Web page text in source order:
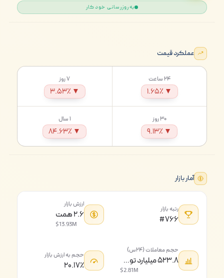
به‌روزرسانی خودکار
عملکرد قیمت
۲۴ ساعت
▼ ۱.۶۵٪
۷ روز
▼ ۳.۵۳٪
۳۰ روز
▼ ۹.۱۳٪
۱ سال
▼ ۸۴.۶۳٪
آمار بازار
رتبه بازار
#۷۶۶
ارزش بازار
۲.۶ همت
$13.93M
حجم معاملات (۲۴س)
۵۲۳.۸ میلیارد تومان
$2.81M
حجم به ارزش بازار
۲۰.۱۷٪